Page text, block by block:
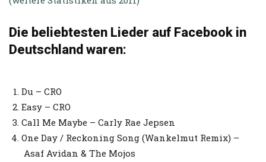
Die beliebtesten Lieder auf Facebook in
Deutschland waren:
Du – CRO
Easy – CRO
Call Me Maybe – Carly Rae Jepsen
One Day / Reckoning Song (Wankelmut Remix) –
Asaf Avidan & The Mojos